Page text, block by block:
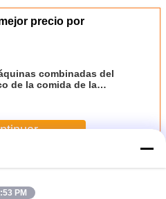
precio por
combinadas del
de la comida de la
del tacto
del centro comercial
PM